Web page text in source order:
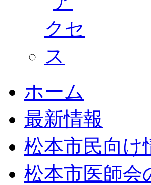
ホーム
最新情報
松本市民向け
松本市医師会